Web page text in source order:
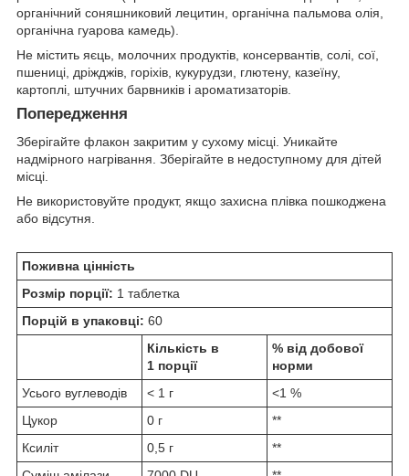
органічний соняшниковий лецитин, органічна пальмова олія,
органічна гуарова камедь).
Не містить яєць, молочних продуктів, консервантів, солі, сої,
пшениці, дріжджів, горіхів, кукурудзи, глютену, казеїну,
картоплі, штучних барвників і ароматизаторів.
Попередження
Зберігайте флакон закритим у сухому місці. Уникайте
надмірного нагрівання. Зберігайте в недоступному для дітей
місці.
Не використовуйте продукт, якщо захисна плівка пошкоджена
або відсутня.
Поживна цінність
Розмір порції: 1 таблетка
Порцій в упаковці: 60
Кількість в
1 порції
% від добової
норми
Усього вуглеводів
< 1 г
<1 %
Цукор
0 г
**
Ксиліт
0,5 г
**